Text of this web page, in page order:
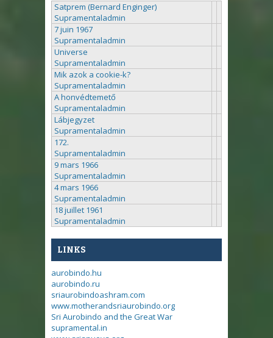
Satprem (Bernard Enginger)
Supramentaladmin
7 juin 1967
Supramentaladmin
Universe
Supramentaladmin
Mik azok a cookie-k?
Supramentaladmin
A honvédtemető
Supramentaladmin
Lábjegyzet
Supramentaladmin
172.
Supramentaladmin
9 mars 1966
Supramentaladmin
4 mars 1966
Supramentaladmin
18 juillet 1961
Supramentaladmin
LINKS
aurobindo.hu
aurobindo.ru
sriaurobindoashram.com
www.motherandsriaurobindo.org
Sri Aurobindo and the Great War
supramental.in